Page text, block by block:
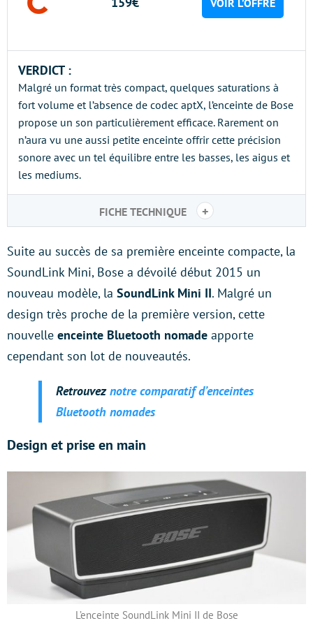
VOIR L’OFFRE
VERDICT :
Malgré un format très compact, quelques saturations à
fort volume et l’absence de codec aptX, l’enceinte de Bose
propose un son particulièrement efficace. Rarement on
n’aura vu une aussi petite enceinte offrir cette précision
sonore avec un tel équilibre entre les basses, les aigus et
les mediums.
FICHE TECHNIQUE +
Suite au succès de sa première enceinte compacte, la
SoundLink Mini, Bose a dévoilé début 2015 un
nouveau modèle, la SoundLink Mini II. Malgré un
design très proche de la première version, cette
nouvelle enceinte Bluetooth nomade apporte
cependant son lot de nouveautés.
Retrouveznotre comparatif d’enceintes
Bluetooth nomades
Design et prise en main
L’enceinte SoundLink Mini II de Bose